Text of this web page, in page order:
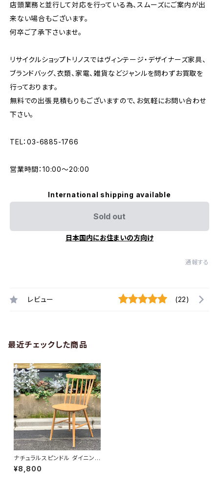
店頭業務と並行して対応を行っている為、スムーズにご案内が出
来ない場合もございます。
何卒ご了承下さいませ。
リサイクルショップトリノスではヴィンテージ・デザイナーズ家具、
ブランドバッグ、衣類、家電、雑貨などジャンルを問わずお買取を
行っております。
無料での出張見積もりもございますので、お気軽にお問い合わせ
下さい。
TEL：03-6885-1766
営業時間：10:00〜20:00
International shipping available
Sold out
日本国内にお住まいの方向け
通報する
レビュー (22)
最近チェックした商品
ナチュラルスピンドル ダイニング
チェア
¥8,800